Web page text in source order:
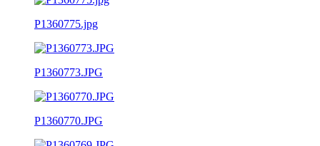
P1360775.jpg
P1360773.JPG
P1360770.JPG